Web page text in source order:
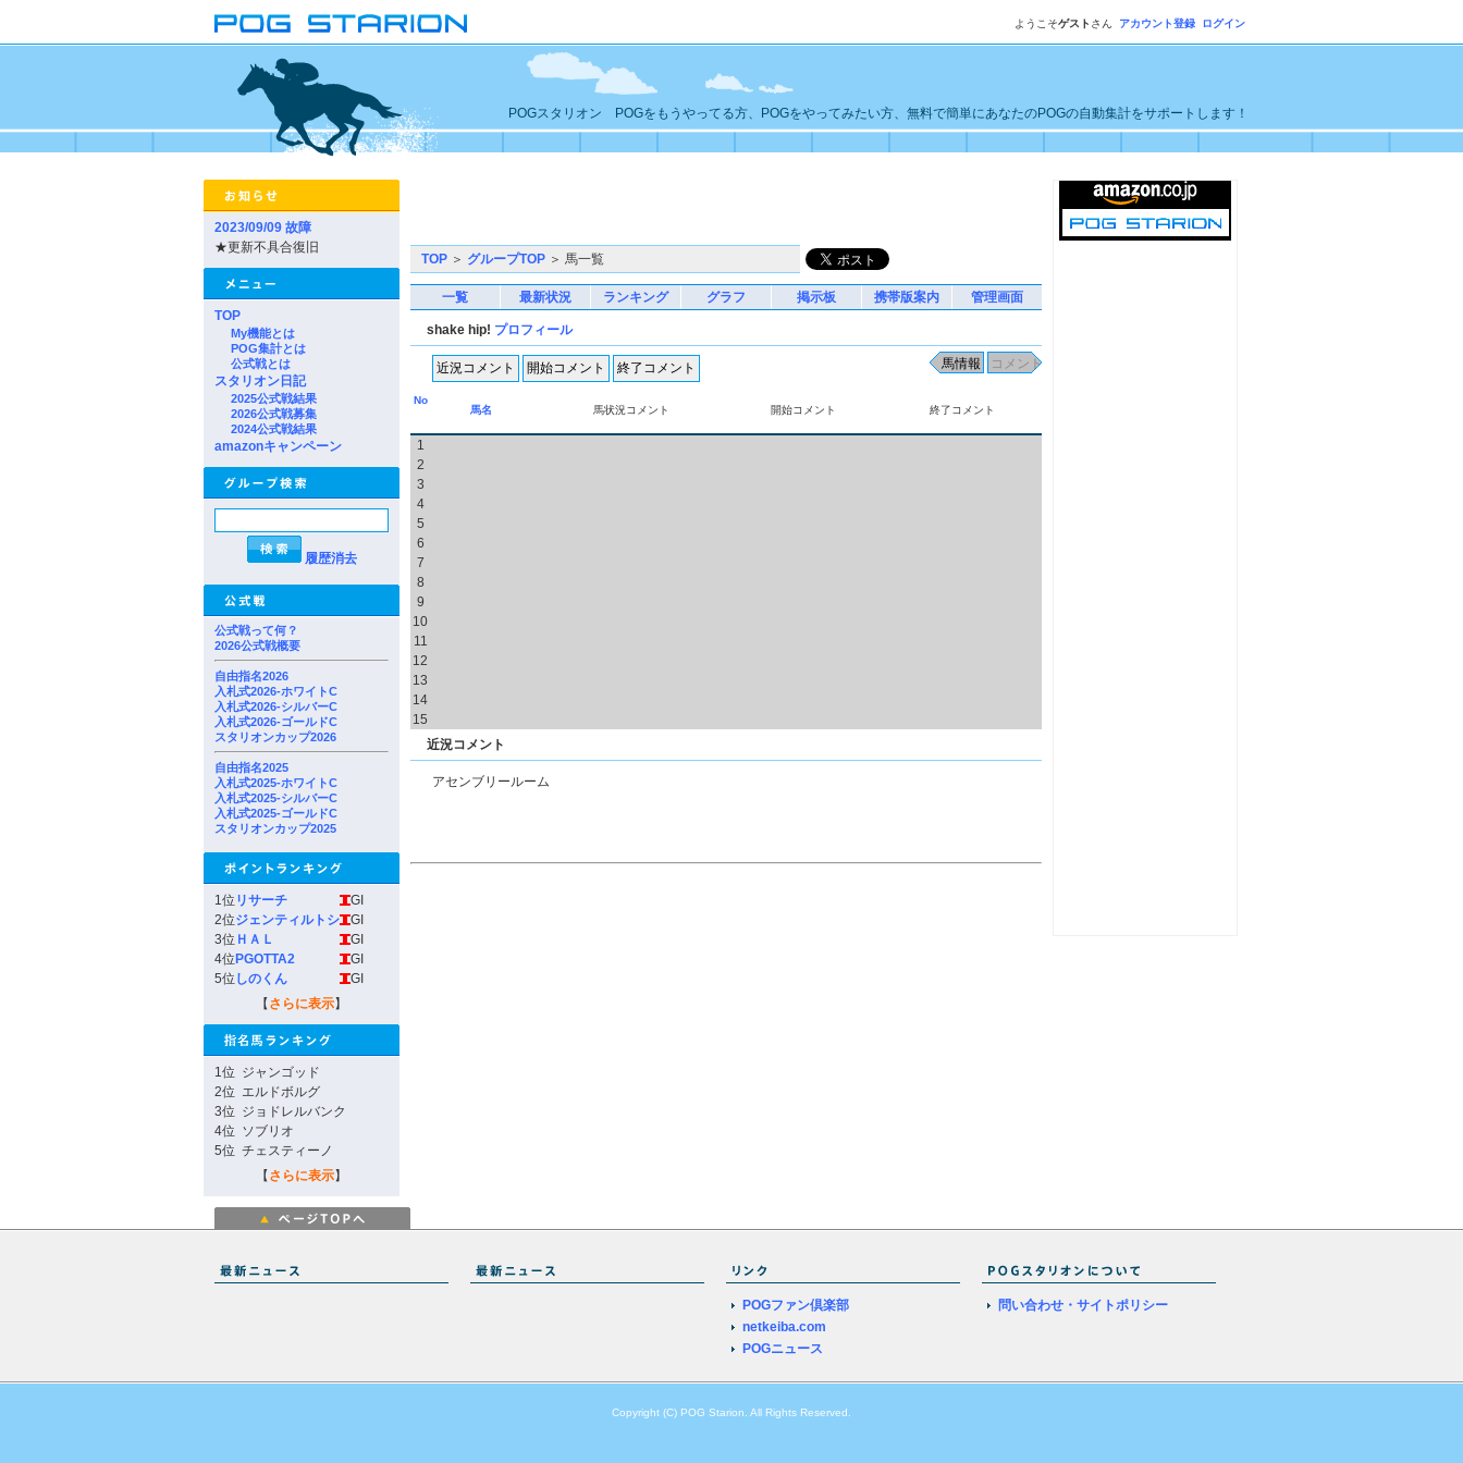
ようこそゲスト さん アカウント登録 ログイン
POGスタリオン POGをもうやってる方、POGをやってみたい方、無料で簡単にあなたのPOGの自動集計をサポートします！
2023/09/09 故障
★更新不具合復旧
TOP
My機能とは
POG集計とは
公式戦とは
スタリオン日記
2025公式戦結果
2026公式戦募集
2024公式戦結果
amazonキャンペーン
履歴消去
公式戦って何？
2026公式戦概要
自由指名2026
入札式2026-ホワイトC
入札式2026-シルバーC
入札式2026-ゴールドC
スタリオンカップ2026
自由指名2025
入札式2025-ホワイトC
入札式2025-シルバーC
入札式2025-ゴールドC
スタリオンカップ2025
1位 リサーチ
GI
2位ジェンティルトシ
GI
3位 ＨＡＬ
GI
4位 PGOTTA2
GI
5位 しのくん
GI
【 さらに表示】
1位 ジャンゴッド
2位 エルドボルグ
3位 ジョドレルバンク
4位 ソブリオ
5位 チェスティーノ
【 さらに表示】
TOP ＞ グループTOP ＞ 馬一覧
一覧 最新状況 ランキング グラフ 掲示板 携帯版案内 管理画面
shake hip! プロフィール
No
馬名
馬状況コメント 開始コメント 終了コメント
1
2
3
4
5
6
7
8
9
10
11
12
13
14
15
近況コメント
アセンブリールーム
POGファン倶楽部
netkeiba.com
POGニュース
問い合わせ・サイトポリシー
Copyright (C) POG Starion. All Rights Reserved.